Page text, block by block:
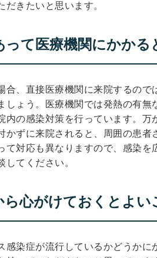
だきたいと思います。
って医療機関にかかる
合、直接医療機関に来院するので
しょう。医療機関では発熱の有無
内の感染対策を行っています。万
かずに来院されると、周囲の患者
て対応も異なりますので、感染を
してください。
ら心がけておくとよい
感染症が流行しているかどうかに